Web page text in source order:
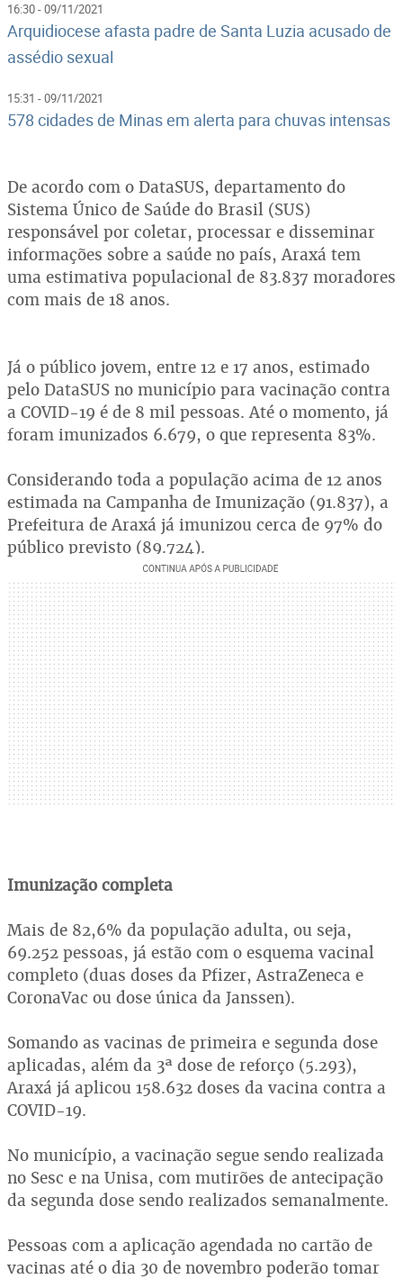
16:30 - 09/11/2021
Arquidiocese afasta padre de Santa Luzia acusado de
assédio sexual
15:31 - 09/11/2021
578 cidades de Minas em alerta para chuvas intensas
De acordo com o DataSUS, departamento do
Sistema Único de Saúde do Brasil (SUS)
responsável por coletar, processar e disseminar
informações sobre a saúde no país, Araxá tem
uma estimativa populacional de 83.837 moradores
com mais de 18 anos.
Já o público jovem, entre 12 e 17 anos, estimado
pelo DataSUS no município para vacinação contra
a COVID-19 é de 8 mil pessoas. Até o momento, já
foram imunizados 6.679, o que representa 83%.
Considerando toda a população acima de 12 anos
estimada na Campanha de Imunização (91.837), a
Prefeitura de Araxá já imunizou cerca de 97% do
público previsto (89.724).
Imunização completa
Mais de 82,6% da população adulta, ou seja,
69.252 pessoas, já estão com o esquema vacinal
completo (duas doses da Pfizer, AstraZeneca e
CoronaVac ou dose única da Janssen).
Somando as vacinas de primeira e segunda dose
aplicadas, além da 3ª dose de reforço (5.293),
Araxá já aplicou 158.632 doses da vacina contra a
COVID-19.
No município, a vacinação segue sendo realizada
no Sesc e na Unisa, com mutirões de antecipação
da segunda dose sendo realizados semanalmente.
Pessoas com a aplicação agendada no cartão de
vacinas até o dia 30 de novembro poderão tomar